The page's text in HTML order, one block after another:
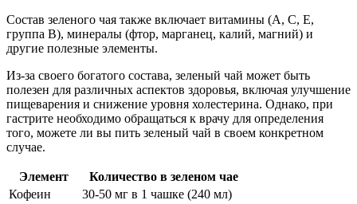
Состав зеленого чая также включает витамины (A, С, Е,
группа В), минералы (фтор, марганец, калий, магний) и
другие полезные элементы.
Из-за своего богатого состава, зеленый чай может быть
полезен для различных аспектов здоровья, включая улучшение
пищеварения и снижение уровня холестерина. Однако, при
гастрите необходимо обращаться к врачу для определения
того, можете ли вы пить зеленый чай в своем конкретном
случае.
Элемент
Количество в зеленом чае
Кофеин
30-50 мг в 1 чашке (240 мл)